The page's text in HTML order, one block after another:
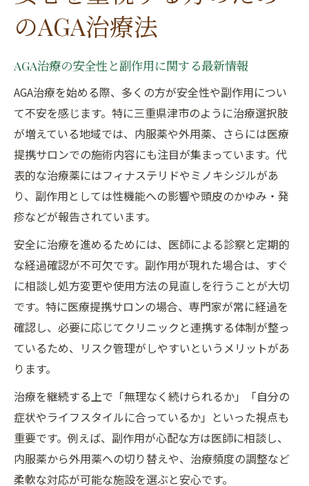
のAGA治療法
AGA治療の安全性と副作用に関する最新情報
AGA治療を始める際、多くの方が安全性や副作用につい
て不安を感じます。特に三重県津市のように治療選択肢
が増えている地域では、内服薬や外用薬、さらには医療
提携サロンでの施術内容にも注目が集まっています。代
表的な治療薬にはフィナステリドやミノキシジルがあ
り、副作用としては性機能への影響や頭皮のかゆみ・発
疹などが報告されています。
安全に治療を進めるためには、医師による診察と定期的
な経過確認が不可欠です。副作用が現れた場合は、すぐ
に相談し処方変更や使用方法の見直しを行うことが大切
です。特に医療提携サロンの場合、専門家が常に経過を
確認し、必要に応じてクリニックと連携する体制が整っ
ているため、リスク管理がしやすいというメリットがあ
ります。
治療を継続する上で「無理なく続けられるか」「自分の
症状やライフスタイルに合っているか」といった視点も
重要です。例えば、副作用が心配な方は医師に相談し、
内服薬から外用薬への切り替えや、治療頻度の調整など
柔軟な対応が可能な施設を選ぶと安心です。